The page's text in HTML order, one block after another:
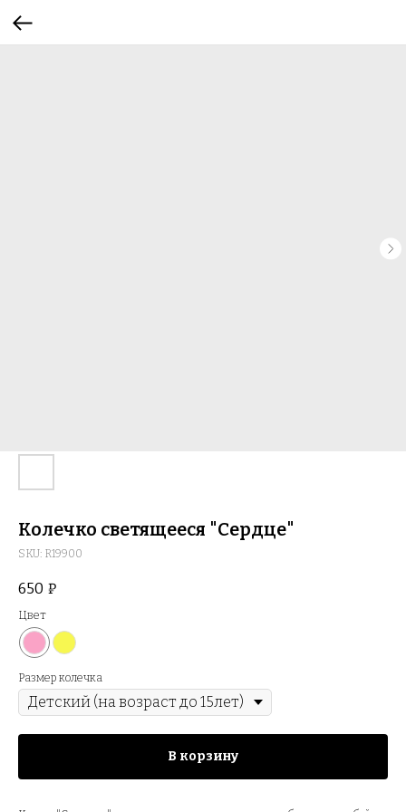
Колечко светящееся "Сердце"
SKU: R19900
650 ₽
Цвет
Размер колечка
В корзину